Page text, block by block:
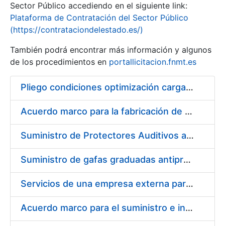
Mostra/Amaga
Sector Público accediendo en el siguiente link:
Plataforma de Contratación del Sector Público
(https://contrataciondelestado.es/)
También podrá encontrar más información y algunos
de los procedimientos en portallicitacion.fnmt.es
Pliego condiciones optimización cargas compras firmado
Acuerdo marco para la fabricación de piezas
Suministro de Protectores Auditivos a medida para las personas trabajadoras de los Centros de Trabajo de Madrid y Burgos
Suministro de gafas graduadas antiproyecciones para los trabajadores de la FNMT-RCM en los centros de trabajo de Madrid y Burgos
Servicios de una empresa externa para el asesoramiento y resolución de los recursos de alzada que se presentan relacionados con procesos de selección para la FNMT-RCM
Acuerdo marco para el suministro e instalación de persianas, estores y otros complementos